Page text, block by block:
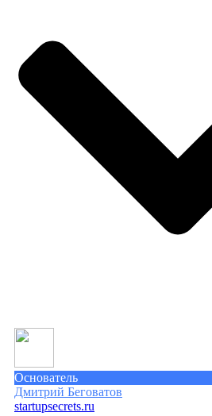
Основатель
Дмитрий Беговатов
startupsecrets.ru